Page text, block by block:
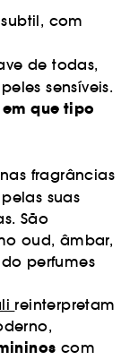
com
de todas,
sensíveis.
que tipo
fragrâncias
suas
São
oud, âmbar,
perfumes
reinterpretam
com